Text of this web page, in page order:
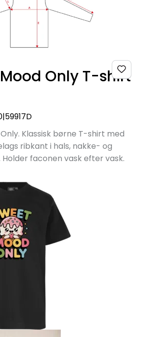
Only T-shirt
Klassisk børne T-shirt med
ribkant i hals, nakke- og
faconen vask efter vask.